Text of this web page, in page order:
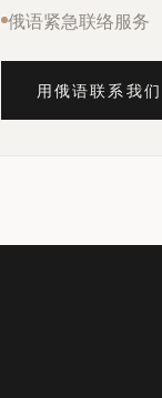
俄语紧急联络服务
用俄语联系我们